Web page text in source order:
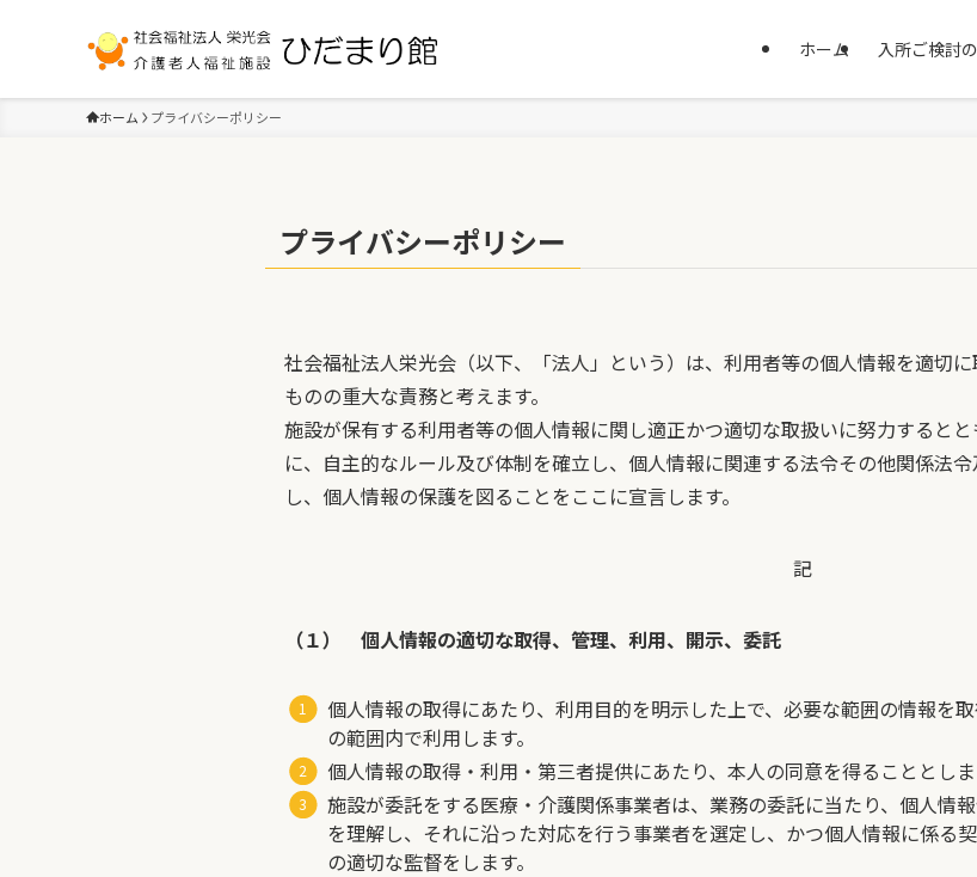
ホーム 入所ご検討
ホーム プライバシーポリシー
プライバシーポリシー
社会福祉法人栄光会（以下、「法人」という）は、利用者等の個人情報を適切
ものの重大な責務と考えます。
施設が保有する利用者等の個人情報に関し適正かつ適切な取扱いに努力すると
に、自主的なルール及び体制を確立し、個人情報に関連する法令その他関係法
し、個人情報の保護を図ることをここに宣言します。
記
（１） 個人情報の適切な取得、管理、利用、開示、委託
個人情報の取得にあたり、利用目的を明示した上で、必要な範囲の情報を
の範囲内で利用します。
個人情報の取得・利用・第三者提供にあたり、本人の同意を得ることとしま
施設が委託をする医療・介護関係事業者は、業務の委託に当たり、個人情
を理解し、それに沿った対応を行う事業者を選定し、かつ個人情報に係る
の適切な監督をします。